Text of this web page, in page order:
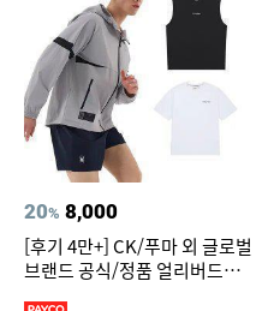
20% 8,000
[후기 4만+] CK/푸마 외 글로벌
브랜드 공식/정품 얼리버드